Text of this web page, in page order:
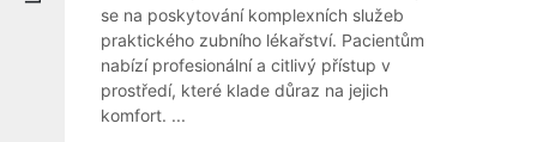
se na poskytování komplexních služeb
praktického zubního lékařství. Pacientům
nabízí profesionální a citlivý přístup v
prostředí, které klade důraz na jejich
komfort. ...